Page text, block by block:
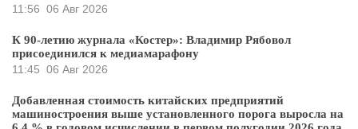
11:56 06 Авг 2026
К 90-летию журнала «Костер»: Владимир Рябовол
присоединился к медиамарафону
11:45 06 Авг 2026
Добавленная стоимость китайских предприятий
машиностроения выше установленного порога выросла на